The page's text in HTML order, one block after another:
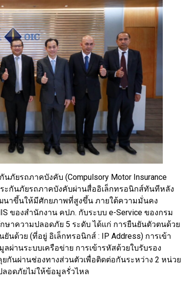
ภัยรถภาคบังคับ (Compulsory Motor Insurance
ระกันภัยรถภาคบังคับผ่านสื่ออิเล็กทรอนิกส์ทันทีหลัง
นาขึ้นให้มีศักยภาพที่สูงขึ้น ภายใต้ความมั่นคง
ของสำนักงาน คปภ. กับระบบ e-Service ของกรม
ษาความปลอดภัย 5 ระดับ ได้แก่ การยืนยันตัวตนด้วย
ยันด้วย (ที่อยู่ อิเล็กทรอนิกส์ : IP Address) การเข้า
ผ่านระบบเครือข่าย การเข้ารหัสด้วยใบรับรอง
ยกันผ่านช่องทางส่วนตัวเพื่อติดต่อกันระหว่าง 2 หน่วย
ลอดภัยไม่ให้ข้อมูลรั่วไหล